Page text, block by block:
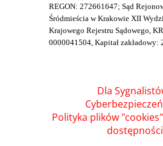
REGON: 272661647; Sąd
Śródmieścia w Krakowie XII
Krajowego Rejestru Sądowego,
0000041504, Kapitał zakładowy:
Dla
Polityka plików "cookies"
dostępności